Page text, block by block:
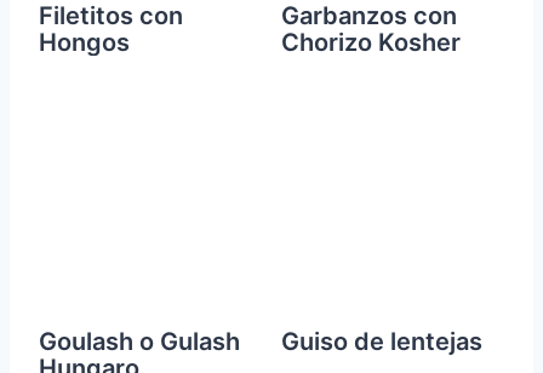
Filetitos con
Hongos
Garbanzos con
Chorizo Kosher
Goulash o Gulash
Guiso de lentejas